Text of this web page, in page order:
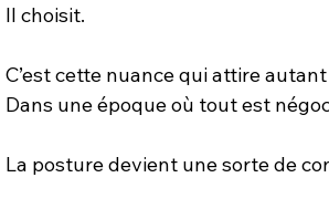
Il choisit.
C’est cette nuance qui attire
Dans une époque où tout est
La posture devient une sorte de